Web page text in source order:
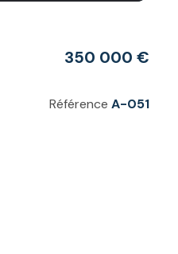
350 000 €
Référence A-051